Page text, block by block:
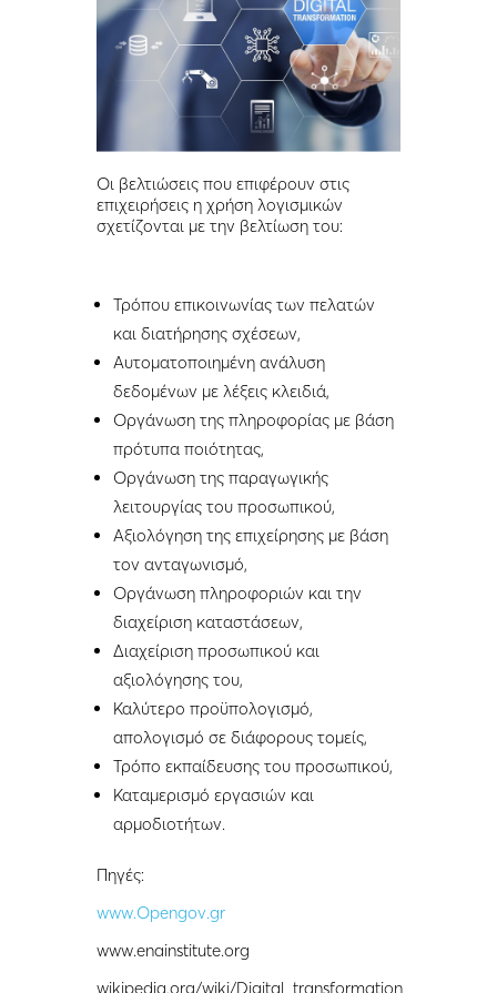
Οι βελτιώσεις που επιφέρουν στις
επιχειρήσεις η χρήση λογισμικών
σχετίζονται με την βελτίωση του:
Τρόπου επικοινωνίας των πελατών
και διατήρησης σχέσεων,
Αυτοματοποιημένη ανάλυση
δεδομένων με λέξεις κλειδιά,
Οργάνωση της πληροφορίας με βάση
πρότυπα ποιότητας,
Οργάνωση της παραγωγικής
λειτουργίας του προσωπικού,
Αξιολόγηση της επιχείρησης με βάση
τον ανταγωνισμό,
Οργάνωση πληροφοριών και την
διαχείριση καταστάσεων,
Διαχείριση προσωπικού και
αξιολόγησης του,
Καλύτερο προϋπολογισμό,
απολογισμό σε διάφορους τομείς,
Τρόπο εκπαίδευσης του προσωπικού,
Καταμερισμό εργασιών και
αρμοδιοτήτων.
Πηγές:
www.Opengov.gr
www.enainstitute.org
wikipedia.org/wiki/Digital_transformation